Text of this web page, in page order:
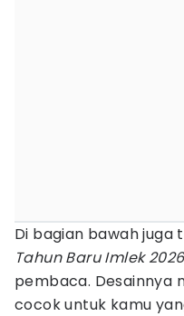
Di bagian bawah juga
Tahun Baru Imlek 2026
pembaca. Desainnya
cocok untuk kamu